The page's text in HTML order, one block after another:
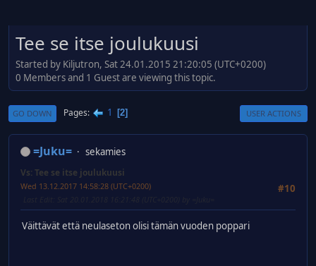
Tee se itse joulukuusi
Started by Kiljutron, Sat 24.01.2015 21:20:05 (UTC+0200)
0 Members and 1 Guest are viewing this topic.
GO DOWN Pages 1 2 USER ACTIONS
=Juku= sekamies
Vs: Tee se itse joulukuusi
#10
Wed 13.12.2017 14:58:28 (UTC+0200)
Väittävät että neulaseton olisi tämän vuoden poppari